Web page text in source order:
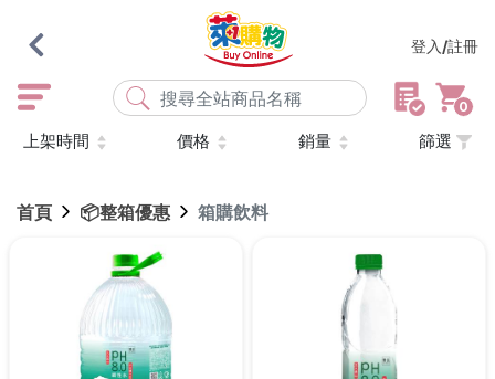
登入/註冊
0
店取 常溫 宅配 米大師
箱購
最近搜尋
清除所有記錄
上架時間 價格 銷量 篩選
首頁 📦整箱優惠 箱購飲料